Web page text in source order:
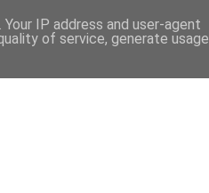
IP address and user-agent
of service, generate usage